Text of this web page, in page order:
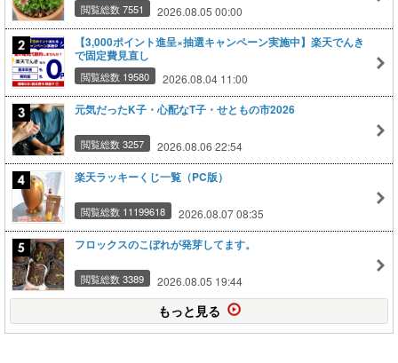
閲覧総数 7551 2026.08.05 00:00
【3,000ポイント進呈×抽選キャンペーン実施中】楽天でんき
で固定費見直し
閲覧総数 19580 2026.08.04 11:00
元気だったK子・心配なT子・せともの市2026
閲覧総数 3257 2026.08.06 22:54
楽天ラッキーくじ一覧（PC版）
閲覧総数 11199618 2026.08.07 08:35
フロックスのこぼれが発芽してます。
閲覧総数 3389 2026.08.05 19:44
もっと見る